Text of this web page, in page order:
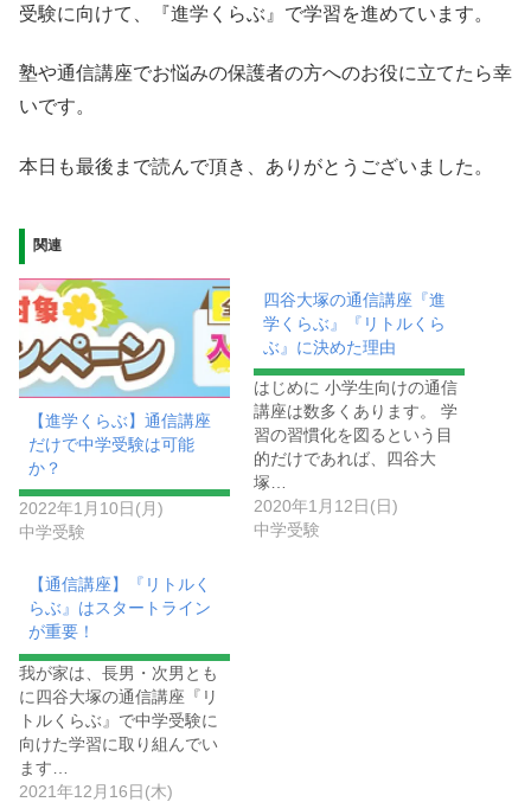
受験に向けて、『進学くらぶ』で学習を進めています。
塾や通信講座でお悩みの保護者の方へのお役に立てたら幸
いです。
本日も最後まで読んで頂き、ありがとうございました。
関連
【進学くらぶ】通信講座
だけで中学受験は可能
か？
2022年1月10日(月)
中学受験
四谷大塚の通信講座『進
学くらぶ』『リトルくら
ぶ』に決めた理由
はじめに 小学生向けの通信
講座は数多くあります。 学
習の習慣化を図るという目
的だけであれば、四谷大
塚…
2020年1月12日(日)
中学受験
【通信講座】『リトルく
らぶ』はスタートライン
が重要！
我が家は、長男・次男とも
に四谷大塚の通信講座『リ
トルくらぶ』で中学受験に
向けた学習に取り組んでい
ます…
2021年12月16日(木)